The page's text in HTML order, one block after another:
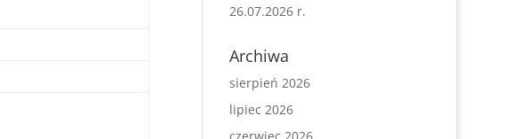
26.07.2026 r.
Archiwa
sierpień 2026
lipiec 2026